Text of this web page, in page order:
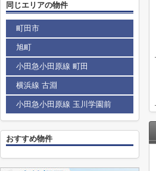
同じエリアの物件
町田市
旭町
小田急小田原線 町田
横浜線 古淵
小田急小田原線 玉川学園前
おすすめ物件